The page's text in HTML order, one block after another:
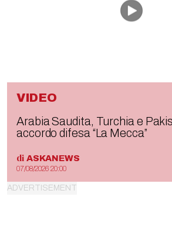
VIDEO
Arabia Saudita, Turchia e
accordo difesa “La Mecca”
di ASKANEWS
07/08/2026 20:00